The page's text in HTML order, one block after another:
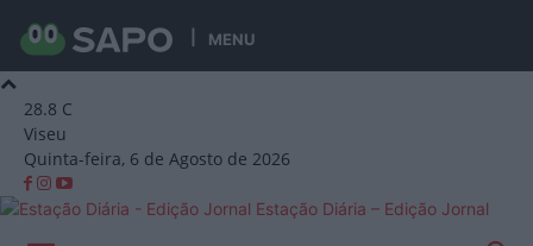
MENU
28.8 C
Viseu
Quinta-feira, 6 de Agosto de 2026
Estação Diária – Edição Jornal